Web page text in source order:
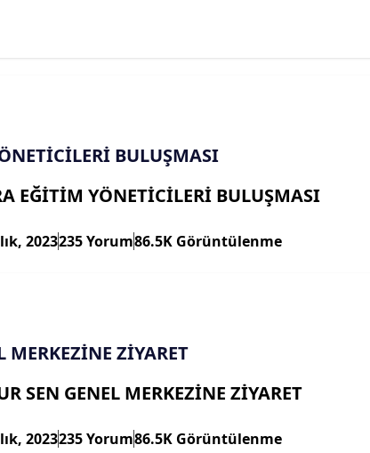
BULUŞMASI
EĞİTİM YÖNETİCİLERİ BULUŞMASI
2023235 Yorum86.5K Görüntülenme
MERKEZİNE ZİYARET
SEN GENEL MERKEZİNE ZİYARET
2023235 Yorum86.5K Görüntülenme